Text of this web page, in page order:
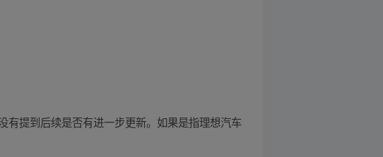
有提到后续是否有进一步更新。如果是指理想汽车